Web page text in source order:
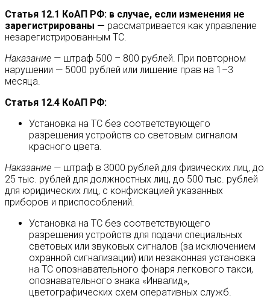
Статья 12.1 КоАП РФ: в случае, если изменения не
зарегистрированы — рассматривается как управление
незарегистрированным ТС.
Наказание — штраф 500 – 800 рублей. При повторном
нарушении — 5000 рублей или лишение прав на 1–3
месяца.
Статья 12.4 КоАП РФ:
Установка на ТС без соответствующего
разрешения устройств со световым сигналом
красного цвета.
Наказание — штраф в 3000 рублей для физических лиц, до
25 тыс. рублей для должностных лиц, до 500 тыс. рублей
для юридических лиц, с конфискацией указанных
приборов и приспособлений.
Установка на ТС без соответствующего
разрешения устройств для подачи специальных
световых или звуковых сигналов (за исключением
охранной сигнализации) или незаконная установка
на ТС опознавательного фонаря легкового такси,
опознавательного знака «Инвалид»,
цветографических схем оперативных служб.